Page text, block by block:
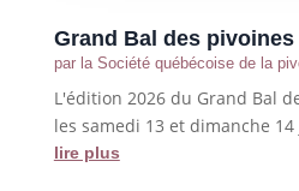
Grand Bal des pivoines
par la Société québécoise de la
L'édition 2026 du Grand Bal
les samedi 13 et dimanche
lire plus